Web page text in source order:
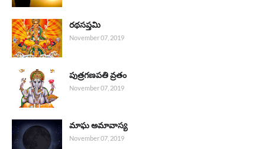
రథసప్తమి
November 07, 2019
పుత్రగణపతి వ్రతం
November 07, 2019
మాఘ అమావాస్య
November 07, 2019